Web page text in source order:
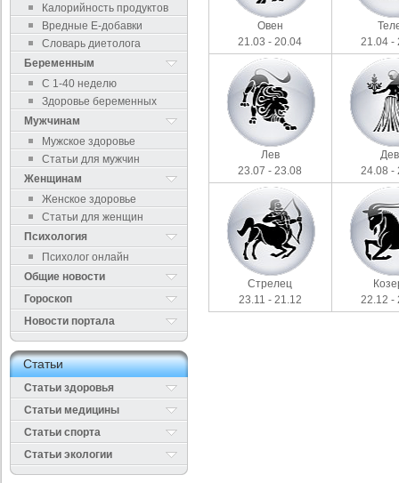
Калорийность продуктов
Вредные Е-добавки
Словарь диетолога
Беременным
С 1-40 неделю
Здоровье беременных
Мужчинам
Мужское здоровье
Статьи для мужчин
Женщинам
Женское здоровье
Статьи для женщин
Психология
Психолог онлайн
Общие новости
Гороскоп
Новости портала
Cтатьи
Статьи здоровья
Cтатьи медицины
Статьи спорта
Статьи экологии
Овен
21.03 - 20.04
21.04 -
Лев
23.07 - 23.08
24.08 -
Стрелец
23.11 - 21.12
22.12 -